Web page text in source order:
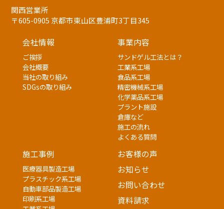
関西営業所
〒605-0905 京都市東山区豊浦町3丁目345
会社情報
ご挨拶
会社概要
当社の取り組み
SDGsの取り組み
事業内容
サンドゲル工法とは？
工業系工場
食品系工場
精密機械系工場
化学薬品系工場
プラント施設
倉庫など
施工の流れ
よくある質問
施工事例
医療器具製造工場
プラスチック系工場
自動車部品製造工場
印刷系工場
お客様の声
お知らせ
お問い合わせ
資料請求